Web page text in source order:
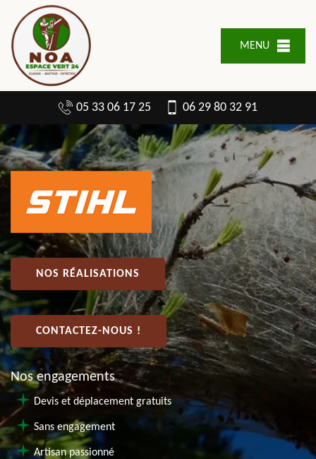
MENU
05 33 06 17 25 06 29 80 32 91
NOS RÉALISATIONS
CONTACTEZ-NOUS !
Nos engagements
Devis et déplacement gratuits
Sans engagement
Artisan passionné